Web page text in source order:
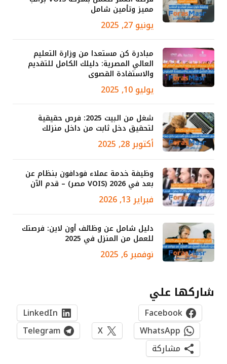
مميز وتأمين شامل
يونيو 27, 2025
مبادرة كن مستعدا من وزارة التعليم
العالي المصرية: دليلك الكامل للتقديم
والاستفادة القصوى
يوليو 10, 2025
شغل من البيت 2025: فرص حقيقية
لتحقيق دخل ثابت من داخل منزلك
أكتوبر 28, 2025
وظيفة خدمة عملاء فودافون بنظام عن
بعد في 2026 (VOIS مصر) – قدم الآن
فبراير 13, 2026
دليل شامل عن وظائف أون لاين: فرصتك
للعمل من المنزل في 2025
نوفمبر 6, 2025
شاركها علي
Facebook
LinkedIn
WhatsApp
X
Telegram
مشاركة